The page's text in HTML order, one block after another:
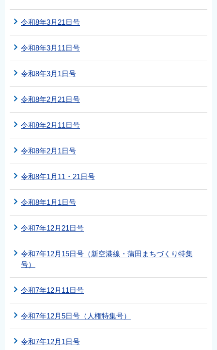
令和8年3月21日号
令和8年3月11日号
令和8年3月1日号
令和8年2月21日号
令和8年2月11日号
令和8年2月1日号
令和8年1月11・21日号
令和8年1月1日号
令和7年12月21日号
令和7年12月15日号（新空港線・蒲田まちづくり特集
号）
令和7年12月11日号
令和7年12月5日号（人権特集号）
令和7年12月1日号